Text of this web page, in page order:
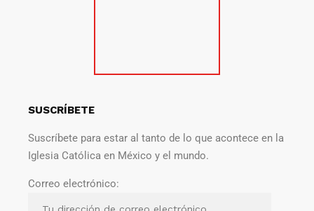
SUSCRÍBETE
Suscríbete para estar al tanto de lo que acontece en la
Iglesia Católica en México y el mundo.
Correo electrónico: